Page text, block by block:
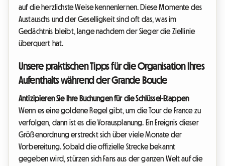
auf die herzlichste Weise kennenlernen. Diese Momente des
Austauschs und der Geselligkeit sind oft das, was im
Gedächtnis bleibt, lange nachdem der Sieger die Ziellinie
überquert hat.
Unsere praktischen Tipps für die Organisation Ihres
Aufenthalts während der Grande Boucle
Antizipieren Sie Ihre Buchungen für die Schlüssel-Etappen
Wenn es eine goldene Regel gibt, um die Tour de France zu
verfolgen, dann ist es die Vorausplanung. Ein Ereignis dieser
Größenordnung erstreckt sich über viele Monate der
Vorbereitung. Sobald die offizielle Strecke bekannt
gegeben wird, stürzen sich Fans aus der ganzen Welt auf die